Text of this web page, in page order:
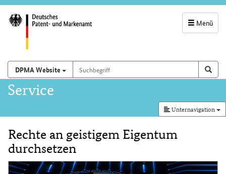
Menü
und
Suchfeld
Suchen auf
DPMA Website Suchbegriff
Hauptnavigation
Service
Unternavigation
Inhalt
Rechte an geistigem Eigentum
durchsetzen